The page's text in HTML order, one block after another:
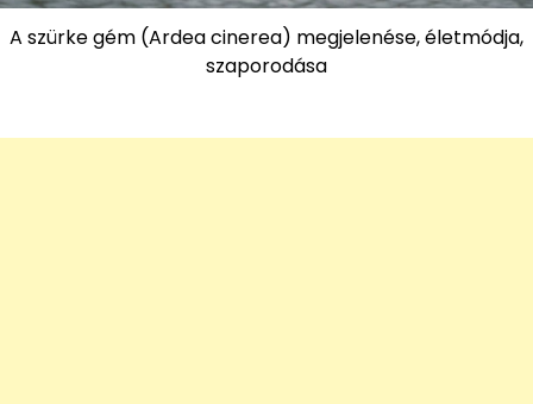
A szürke gém (Ardea cinerea) megjelenése, életmódja,
szaporodása